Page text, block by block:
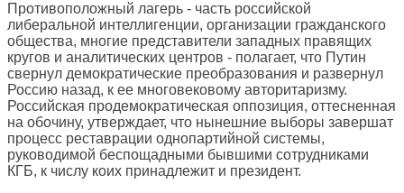
Противоположный лагерь - часть российской
либеральной интеллигенции, организации гражданского
общества, многие представители западных правящих
кругов и аналитических центров - полагает, что Путин
свернул демократические преобразования и развернул
Россию назад, к ее многовековому авторитаризму.
Российская продемократическая оппозиция, оттесненная
на обочину, утверждает, что нынешние выборы завершат
процесс реставрации однопартийной системы,
руководимой беспощадными бывшими сотрудниками
КГБ, к числу коих принадлежит и президент.